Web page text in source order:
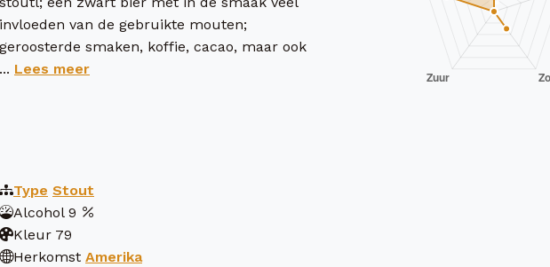
invloeden van de gebruikte mouten;
geroosterde smaken, koffie, cacao, maar ook
... Lees meer
Type Stout
Alcohol 9
Kleur 79
Herkomst Amerika